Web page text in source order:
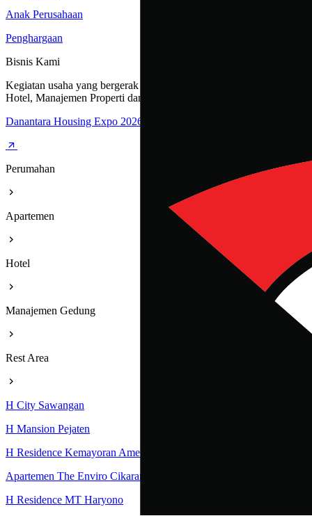
Anak Perusahaan
Penghargaan
Bisnis Kami
Kegiatan usaha yang bergerak dibidang Perumahan, Apartemen,
Hotel, Manajemen Properti dan Rest Area
Danantara Housing Expo 2026
Perumahan
Apartemen
Hotel
Manajemen Gedung
Rest Area
H City Sawangan
H Mansion Pejaten
H Residence Kemayoran Amethyst Tower
Apartemen The Enviro Cikarang
H Residence MT Haryono